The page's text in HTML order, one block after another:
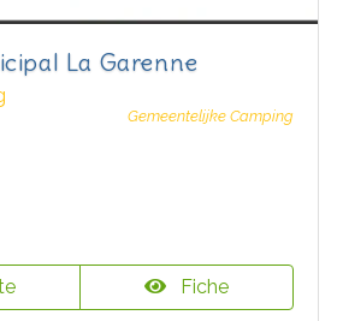
La Garenne
Gemeentelijke Camping
Fiche